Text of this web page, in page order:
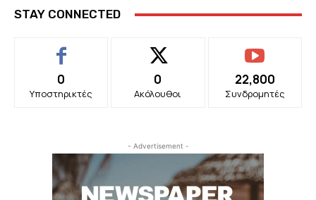
STAY CONNECTED
0
Υποστηρικτές
0
Ακόλουθοι
22,800
Συνδρομητές
- Advertisement -